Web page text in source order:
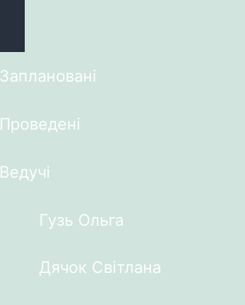
Заплановані
Проведені
Ведучі
Гузь Ольга
Дячок Світлана